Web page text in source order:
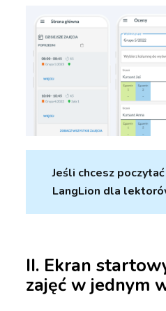
Jeśli chcesz
LangLion dla
II. Ekran
zajęć w jednym